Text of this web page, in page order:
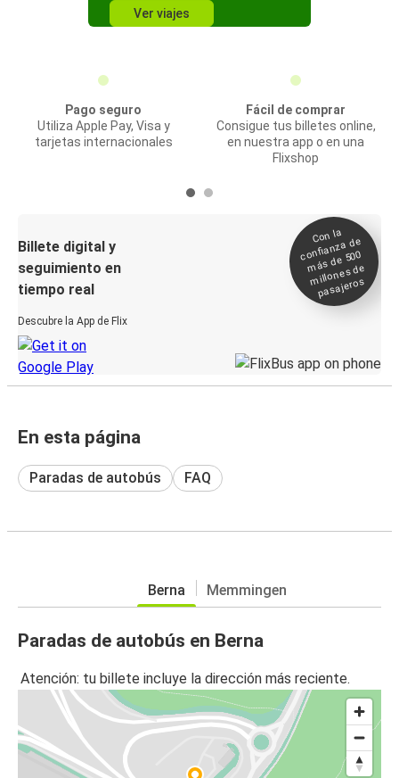
Ver viajes
Pago seguro
Utiliza Apple Pay, Visa y
tarjetas internacionales
Fácil de comprar
Consigue tus billetes online,
en nuestra app o en una
Flixshop
Billete digital y
seguimiento en
tiempo real
Descubre la App de Flix
Con la
confianza de
más de 500
millones de
pasajeros
En esta página
Paradas de autobús FAQ
Berna Memmingen
Paradas de autobús en Berna
Atención: tu billete incluye la dirección más reciente.